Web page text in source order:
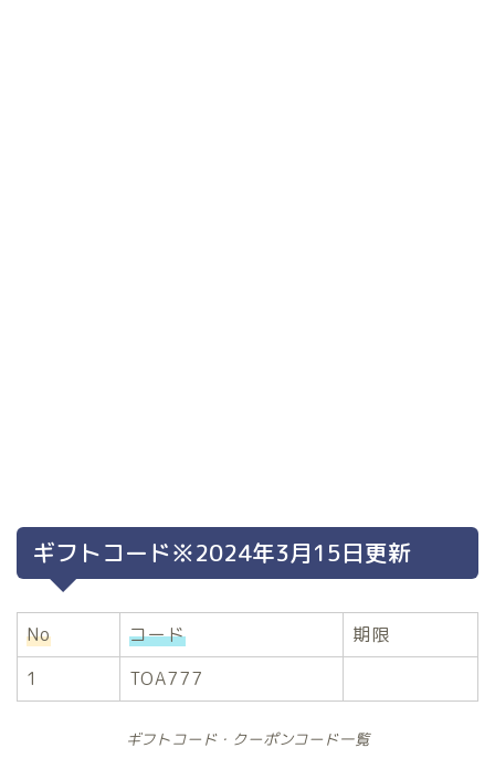
ギフトコード※2024年3月15日更新
No コード
期限
1
TOA777
ギフトコード・クーポンコード一覧